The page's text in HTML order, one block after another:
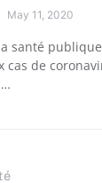
May 11, 2020
santé
cas de